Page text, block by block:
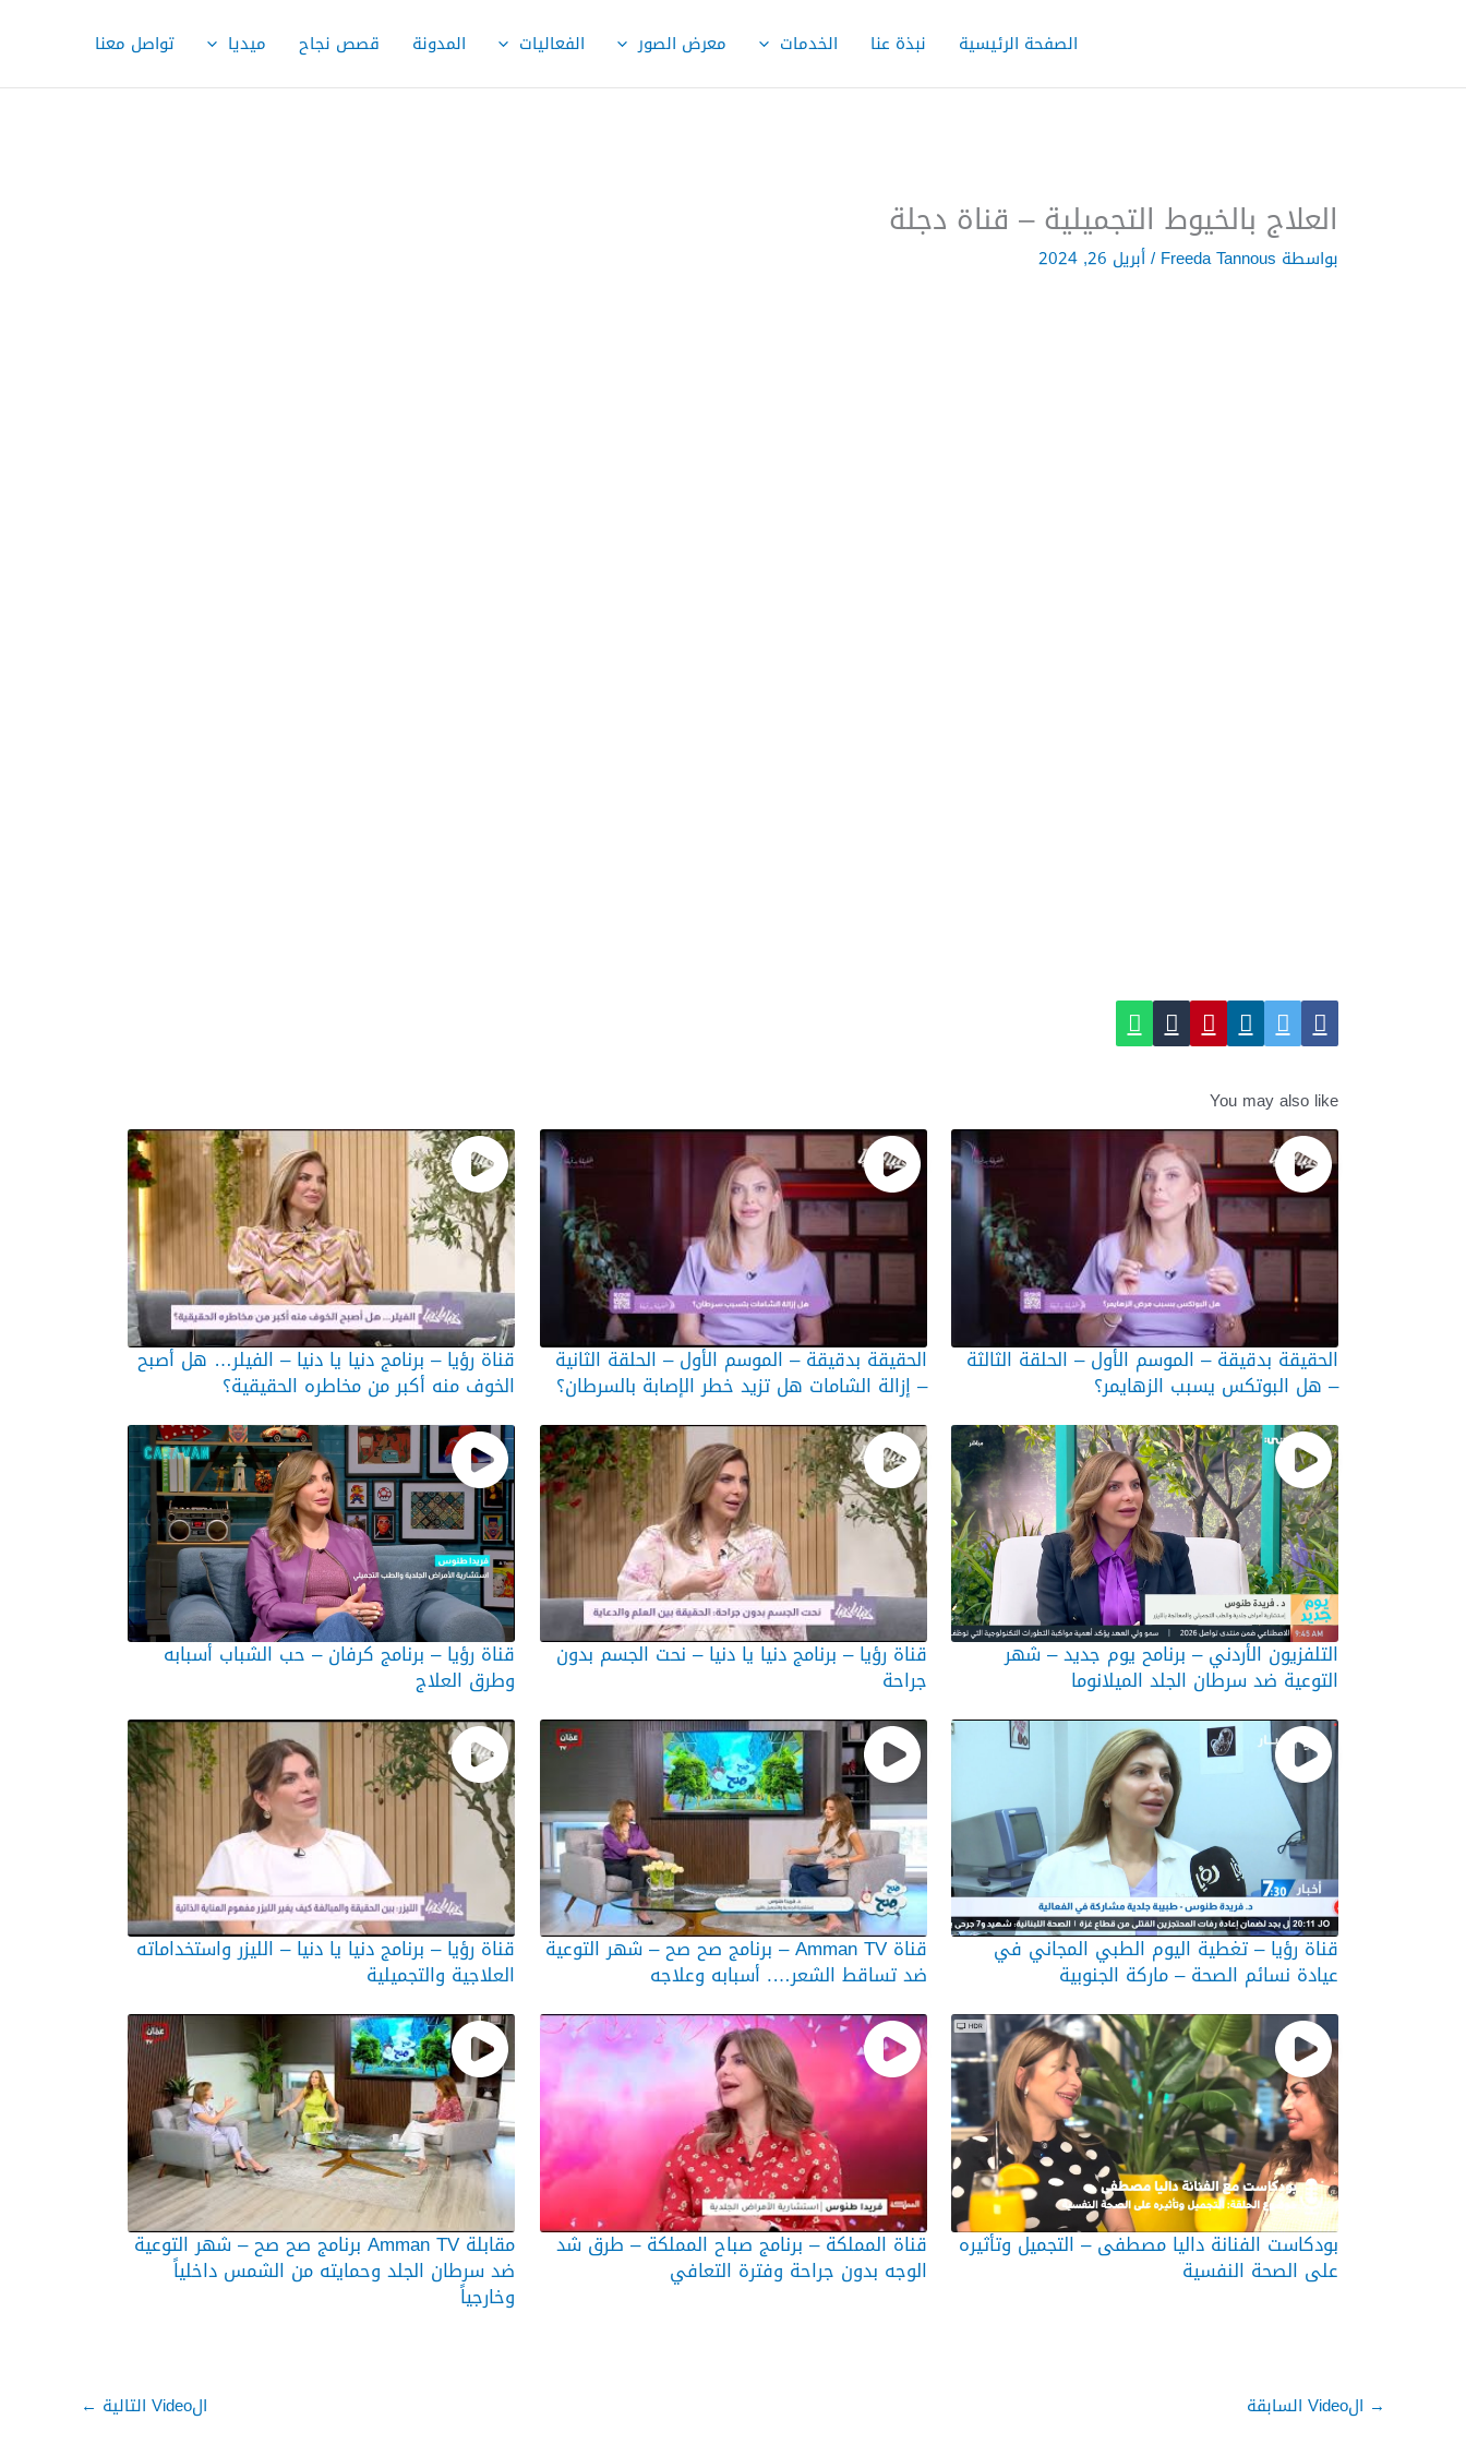
الصفحة الرئيسية نبذة عنا الخدمات معرض الصور الفعاليات المدونة قصص نجاح ميديا تواصل معنا
العلاج بالخيوط التجميلية – قناة دجلة
بواسطة Freeda Tannous
/أبريل 26, 2024
You may also like
الحقيقة بدقيقة – الموسم الأول – الحلقة الثالثة
– هل البوتكس يسبب الزهايمر؟
الحقيقة بدقيقة – الموسم الأول – الحلقة الثانية
– إزالة الشامات هل تزيد خطر الإصابة بالسرطان؟
قناة رؤيا – برنامج دنيا يا دنيا – الفيلر… هل أصبح
الخوف منه أكبر من مخاطره الحقيقية؟
التلفزيون الأردني – برنامح يوم جديد – شهر
التوعية ضد سرطان الجلد الميلانوما
قناة رؤيا – برنامج دنيا يا دنيا – نحت الجسم بدون
جراحة
قناة رؤيا – برنامج كرفان – حب الشباب أسبابه
وطرق العلاج
قناة رؤيا – تغطية اليوم الطبي المجاني في
عيادة نسائم الصحة – ماركة الجنوبية
قناة Amman TV – برنامج صح صح – شهر التوعية
ضد تساقط الشعر…. أسبابه وعلاجه
قناة رؤيا – برنامج دنيا يا دنيا – الليزر واستخداماته
العلاجية والتجميلية
بودكاست الفنانة داليا مصطفى – التجميل وتأثيره
على الصحة النفسية
قناة المملكة – برنامج صباح المملكة – طرق شد
الوجه بدون جراحة وفترة التعافي
مقابلة Amman TV برنامج صح صح – شهر التوعية
ضد سرطان الجلد وحمايته من الشمس داخلياً
وخارجياً
→ الVideo السابقة الVideo التالية ←